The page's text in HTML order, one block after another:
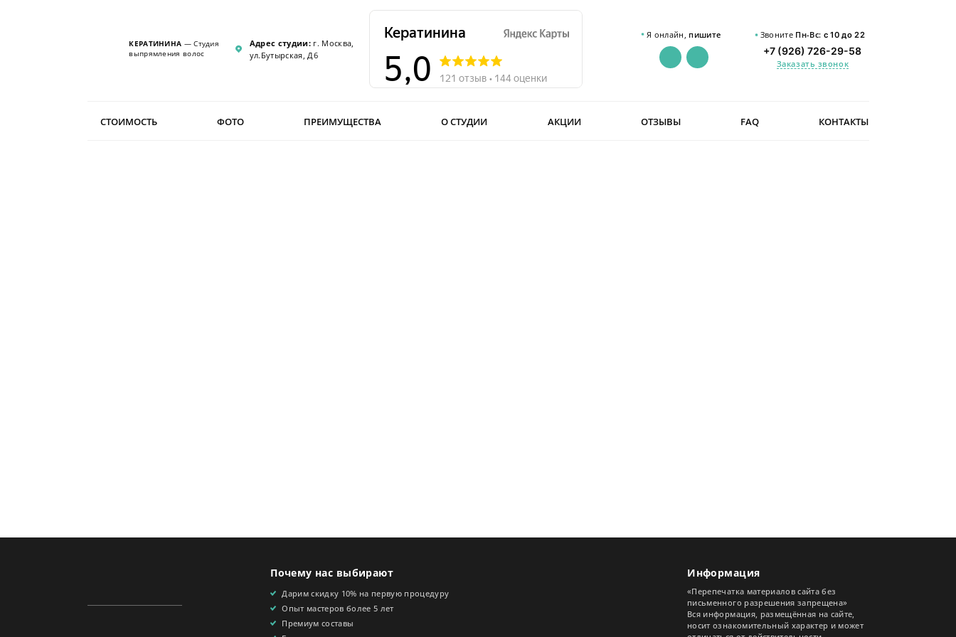
КЕРАТИНИНА — Студия
выпрямления волос
Адрес студии:г. Москва,
ул.Бутырская, Д6
Я онлайн,пишите Звоните Пн-Вс: с 10 до 22
+7 (926) 726-29-58
Заказать звонок
СТОИМОСТЬ ФОТО ПРЕИМУЩЕСТВА О СТУДИИ АКЦИИ ОТЗЫВЫ FAQ КОНТАКТЫ
Почему нас выбирают
Дарим скидку 10% на первую процедуру
Опыт мастеров более 5 лет
Премиум составы
Информация
«Перепечатка материалов сайта без
письменного разрешения запрещена»
Вся информация, размещённая на сайте,
носит ознакомительный характер и может